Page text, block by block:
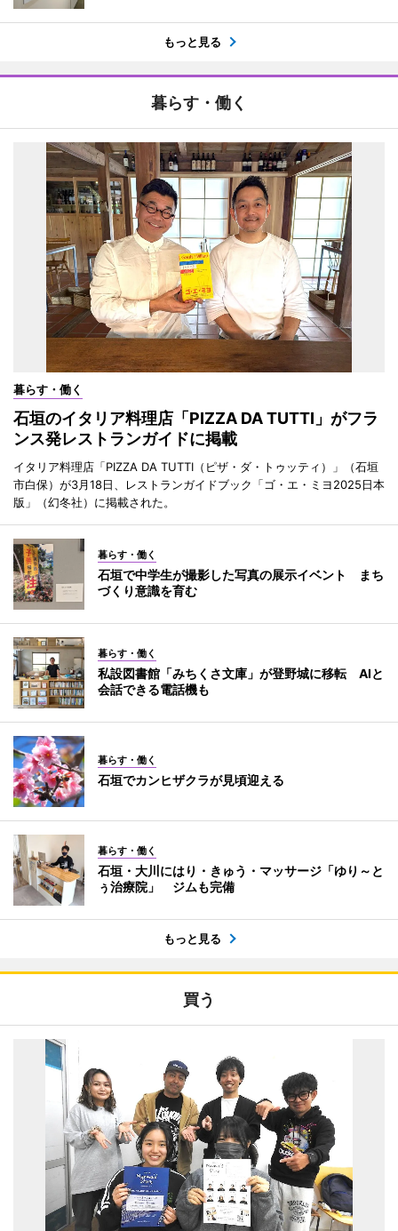
もっと見る
暮らす・働く
暮らす・働く
石垣のイタリア料理店「PIZZA DA TUTTI」がフラ
ンス発レストランガイドに掲載
イタリア料理店「PIZZA DA TUTTI（ピザ・ダ・トゥッティ）」（石垣
市白保）が3月18日、レストランガイドブック「ゴ・エ・ミヨ2025日本
版」（幻冬社）に掲載された。
暮らす・働く
石垣で中学生が撮影した写真の展示イベント まち
づくり意識を育む
暮らす・働く
私設図書館「みちくさ文庫」が登野城に移転 AIと
会話できる電話機も
暮らす・働く
石垣でカンヒザクラが見頃迎える
暮らす・働く
石垣・大川にはり・きゅう・マッサージ「ゆり～と
ぅ治療院」 ジムも完備
もっと見る
買う